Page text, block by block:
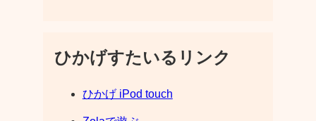
ひかげすたいるリンク
ひかげ iPod touch